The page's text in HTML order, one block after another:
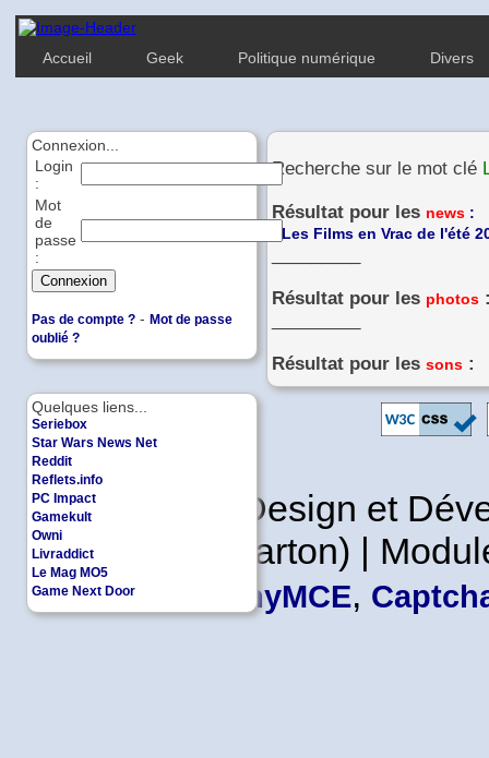
Accueil Geek Politique numérique Divers
Quelques liens...
Seriebox
Star Wars News Net
Reddit
Reflets.info
PC Impact
Gamekult
Owni
Livraddict
Le Mag MO5
Game Next Door
Connexion...
Login
:
Mot
de
passe
:
Pas de compte ? - Mot de passe
oublié ?
Recherche sur le mot clé
Résultat pour les news :
Les Films en Vrac de l'été
Résultat pour les photos
Résultat pour les sons :
Copyleft | Design et
Leader en Carton) |
TinyMCE,